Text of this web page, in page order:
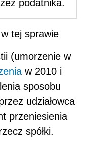
podatnika.
tej sprawie
(umorzenie w
w 2010 i
sposobu
udziałowca
przeniesienia
spółki.